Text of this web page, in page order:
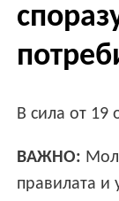
В сила от 19
ВАЖНО:
правилата и